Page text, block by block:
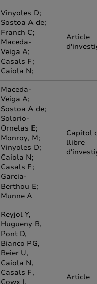
Vinyoles D;
Sostoa A de;
Franch C;
Maceda-
Veiga A;
Casals F;
Caiola N;
Article
Maceda-
Veiga A;
Sostoa A de;
Solorio-
Ornelas E;
Monroy, M;
Vinyoles D;
Caiola N;
Casals F;
Garcia-
Berthou E;
Munne A
Capítol
llibre
Reyjol Y,
Hugueny B,
Pont D,
Bianco PG,
Beier U,
Caiola N,
Casals F,
Article